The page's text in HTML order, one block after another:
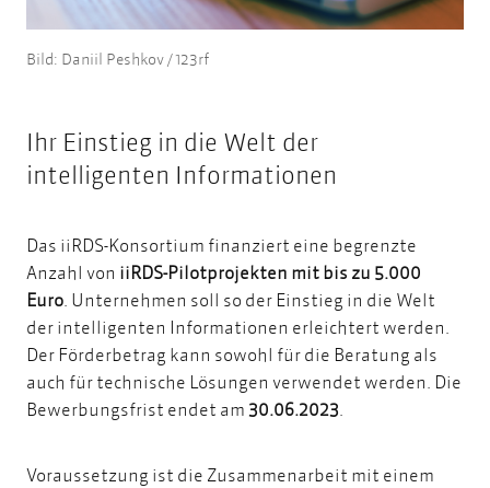
Bild: Daniil Peshkov / 123rf
Ihr Einstieg in die Welt der
intelligenten Informationen
Das iiRDS-Konsortium finanziert eine begrenzte
Anzahl von iiRDS-Pilotprojekten mit bis zu 5.000
Euro Unternehmen soll so der Einstieg in die Welt
der intelligenten Informationen erleichtert werden.
Der Förderbetrag kann sowohl für die Beratung als
auch für technische Lösungen verwendet werden. Die
Bewerbungsfrist endet am 30.06.2023
Voraussetzung ist die Zusammenarbeit mit einem